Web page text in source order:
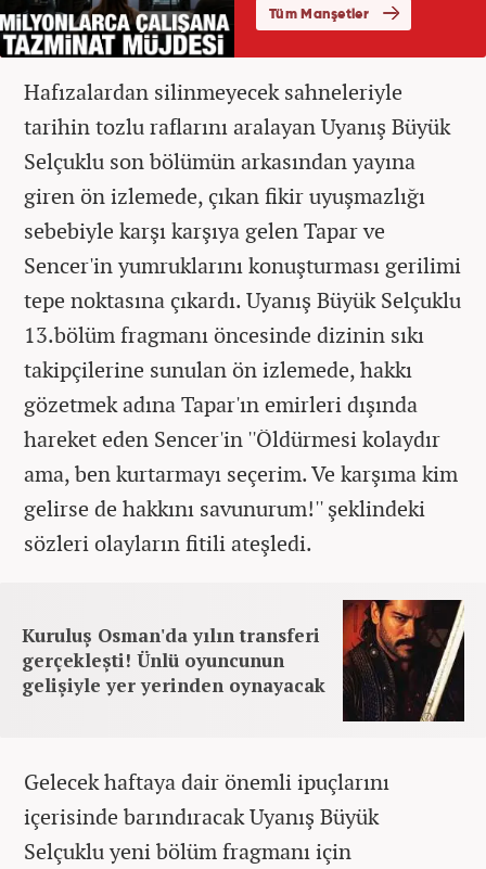
Hafızalardan silinmeyecek sahneleriyle
tarihin tozlu raflarını aralayan Uyanış Büyük
Selçuklu son bölümün arkasından yayına
giren ön izlemede, çıkan fikir uyuşmazlığı
sebebiyle karşı karşıya gelen Tapar ve
Sencer'in yumruklarını konuşturması gerilimi
tepe noktasına çıkardı. Uyanış Büyük Selçuklu
13.bölüm fragmanı öncesinde dizinin sıkı
takipçilerine sunulan ön izlemede, hakkı
gözetmek adına Tapar'ın emirleri dışında
hareket eden Sencer'in ''Öldürmesi kolaydır
ama, ben kurtarmayı seçerim. Ve karşıma kim
gelirse de hakkını savunurum!'' şeklindeki
sözleri olayların fitili ateşledi.
Kuruluş Osman'da yılın transferi
gerçekleşti! Ünlü oyuncunun
gelişiyle yer yerinden oynayacak
Gelecek haftaya dair önemli ipuçlarını
içerisinde barındıracak Uyanış Büyük
Selçuklu yeni bölüm fragmanı için